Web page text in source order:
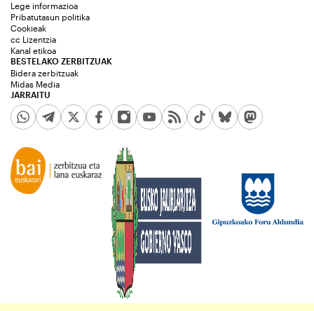
JARRAITU
Lege informazioa
Pribatutasun politika
Cookieak
cc Lizentzia
Kanal etikoa
BESTELAKO ZERBITZUAK
Bidera zerbitzuak
Midas Media